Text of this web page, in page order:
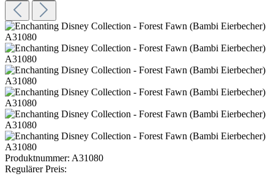
Produktnummer: A31080
Regulärer Preis: